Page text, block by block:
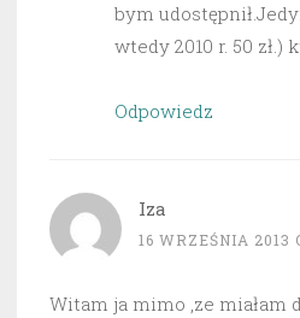
bym
wtedy 2010 r. 50 zł.)
Odpowiedz
Iza
16 WRZEŚNIA 2013
Witam ja mimo ,ze miałam